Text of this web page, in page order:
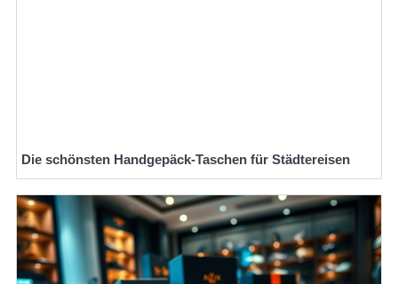
Die schönsten Handgepäck-Taschen für Städtereisen